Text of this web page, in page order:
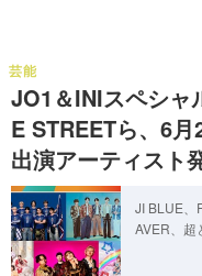
JO1＆INIスペシャ
E STREETら、6月
出演アーティスト
芸能
JI BLUE、
AVER、超